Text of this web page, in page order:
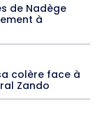
de Nadège
à
colère face à
Zando